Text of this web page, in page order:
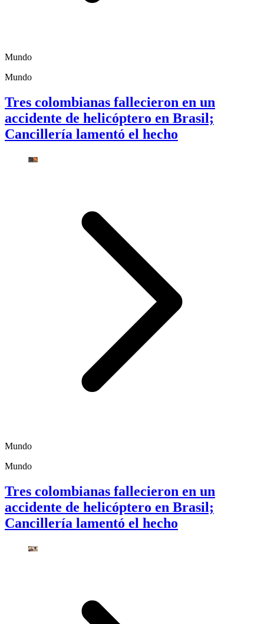
Mundo
Mundo
Tres colombianas fallecieron en un
accidente de helicóptero en Brasil;
Cancillería lamentó el hecho
Mundo
Mundo
Tres colombianas fallecieron en un
accidente de helicóptero en Brasil;
Cancillería lamentó el hecho